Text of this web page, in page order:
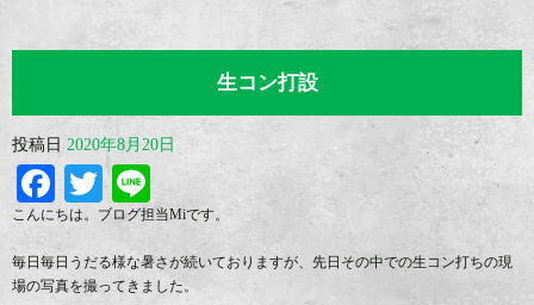
生コン打設
投稿日 2020年8月20日
Facebook
TwitterLine
こんにちは。ブログ担当Miです。
毎日毎日うだる様な暑さが続いておりますが、先日その中での生コン打ちの現
場の写真を撮ってきました。